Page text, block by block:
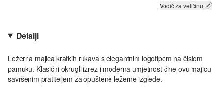
Vodič za veličinu
Detalji
Ležerna majica kratkih rukava s elegantnim logotipom na čistom
pamuku. Klasični okrugli izrez i moderna umjetnost čine ovu majicu
savršenim pratiteljem za opuštene ležerne izglede.